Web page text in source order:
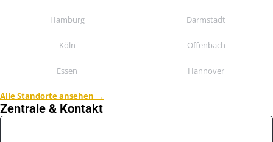
Hamburg Darmstadt
Köln Offenbach
Essen Hannover
Alle Standorte ansehen →
Zentrale & Kontakt